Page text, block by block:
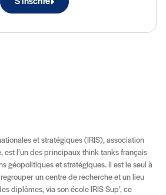
et stratégiques (IRIS), association
est l’un des principaux think tanks français
géopolitiques et stratégiques. Il est le seul à
un centre de recherche et un lieu
diplômes, via son école IRIS Sup’, ce